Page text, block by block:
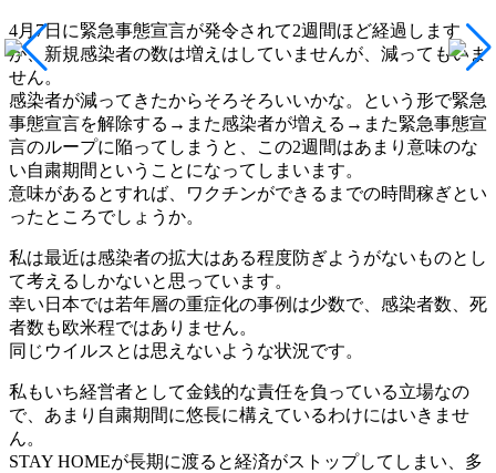
4月7日に緊急事態宣言が発令されて2週間ほど経過します
が、新規感染者の数は増えはしていませんが、減ってもいま
せん。
感染者が減ってきたからそろそろいいかな。という形で緊急
事態宣言を解除する→また感染者が増える→また緊急事態宣
言のループに陥ってしまうと、この2週間はあまり意味のな
い自粛期間ということになってしまいます。
意味があるとすれば、ワクチンができるまでの時間稼ぎとい
ったところでしょうか。
私は最近は感染者の拡大はある程度防ぎようがないものとし
て考えるしかないと思っています。
幸い日本では若年層の重症化の事例は少数で、感染者数、死
者数も欧米程ではありません。
同じウイルスとは思えないような状況です。
私もいち経営者として金銭的な責任を負っている立場なの
で、あまり自粛期間に悠長に構えているわけにはいきませ
ん。
STAY HOMEが長期に渡ると経済がストップしてしまい、多